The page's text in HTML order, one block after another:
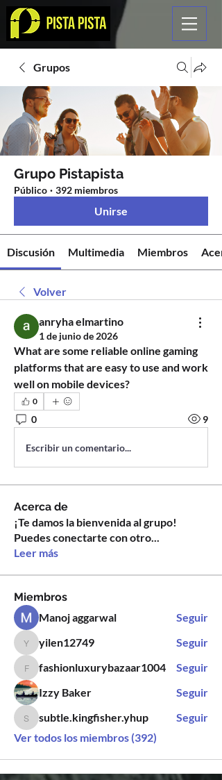
Grupos
Grupo Pistapista
Público · 392 miembros
Unirse
Discusión Multimedia Miembros
Volver
anryha elmartino
1 de junio de 2026
What are some reliable online gaming
platforms that are easy to use and work
well on mobile devices?
0
0 9
Escribir un comentario...
Acerca de
¡Te damos la bienvenida al grupo!
Puedes conectarte con otro...
Leer más
Miembros
Manoj aggarwal
Seguir
yilen12749
yilen12749 Seguir
fashionluxurybazaar1004
fashionluxurybazaar1004
Seguir
Izzy Baker
Seguir
subtle.kingfisher.yhup
subtle.kingfisher.yhup
Seguir
Ver todos los miembros (392)